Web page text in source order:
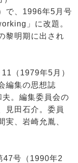
で、1996年5月号
」に改題。
黎明期に出され
（1979年5月）
編集の思想誌
夫。編集委員会の
見田石介。委員
、岩崎允胤、
47号（1990年2